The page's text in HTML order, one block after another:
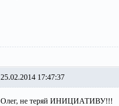
25.02.2014 17:47:37
Олег, не теряй ИНИЦИАТИВУ!!!